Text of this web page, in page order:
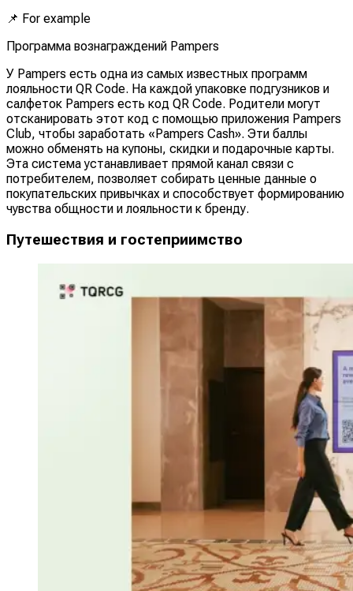
📌 For example
Программа вознаграждений Pampers
У Pampers есть одна из самых известных программ
лояльности QR Code. На каждой упаковке подгузников и
салфеток Pampers есть код QR Code. Родители могут
отсканировать этот код с помощью приложения Pampers
Club, чтобы заработать «Pampers Cash». Эти баллы
можно обменять на купоны, скидки и подарочные карты.
Эта система устанавливает прямой канал связи с
потребителем, позволяет собирать ценные данные о
покупательских привычках и способствует формированию
чувства общности и лояльности к бренду.
Путешествия и гостеприимство